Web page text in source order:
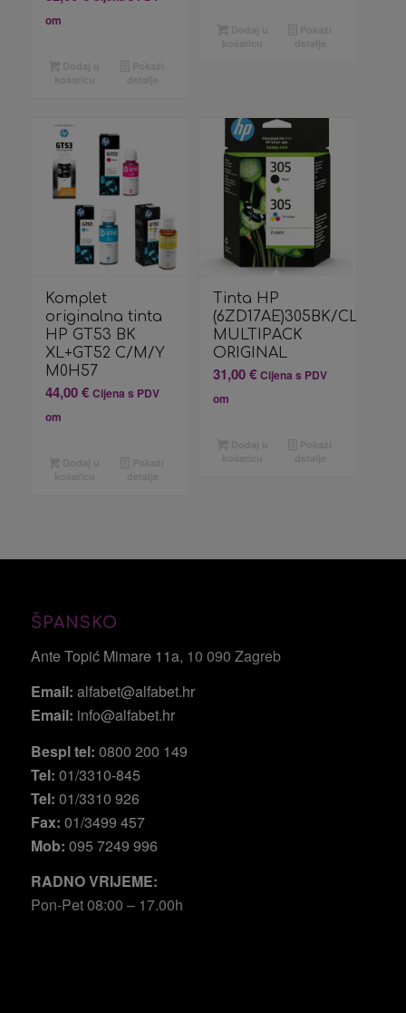
om
Komplet
originalna tinta
HP GT53 BK
XL+GT52 C/M/Y
M0H57
44,00€ Cijena s PDV
om
Tinta HP
(6ZD17AE)305BK/CL
MULTIPACK
ORIGINAL
31,00€ Cijena s PDV
om
ŠPANSKO
Ante Topić Mimare 11a, 10 090 Zagreb
Email: alfabet@alfabet.hr
Email: info@alfabet.hr
Bespl tel: 0800 200 149
Tel: 01/3310-845
Tel: 01/3310 926
Fax: 01/3499 457
Mob: 095 7249 996
RADNO VRIJEME:
Pon-Pet 08:00 – 17.00h